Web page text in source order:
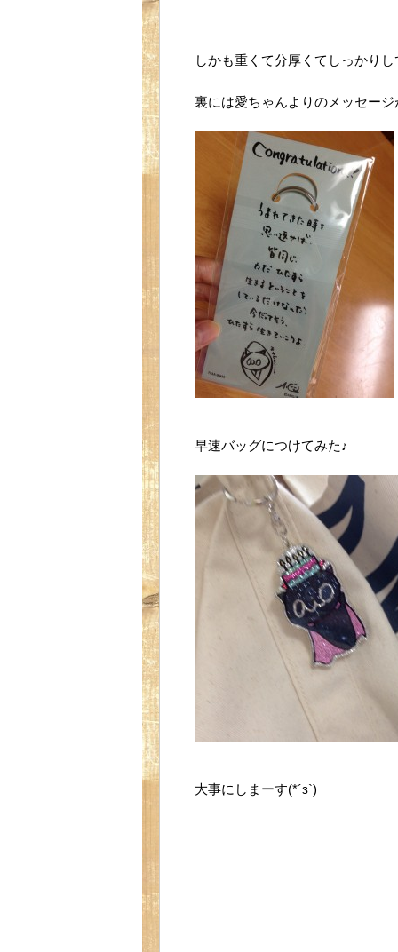
しかも重くて分厚くてしっかり
裏には愛ちゃんよりのメッセージ
早速バッグにつけてみた♪
大事にしまーす(*´з`)